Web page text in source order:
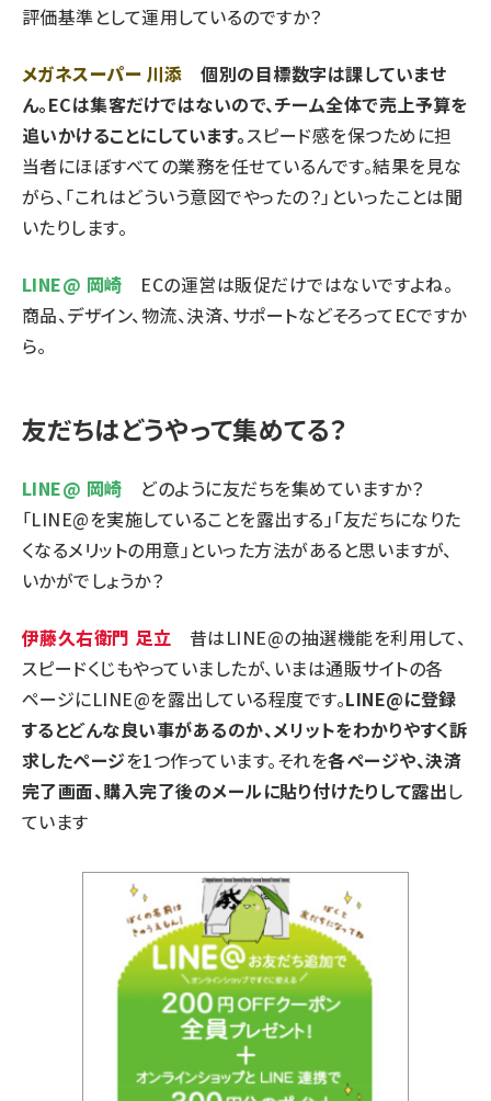
評価基準として運用しているのですか？
メガネスーパー 川添個別の目標数字は課していませ
ん。ECは集客だけではないので、チーム全体で売上予算を
追いかけることにしています。スピード感を保つために担
当者にほぼすべての業務を任せているんです。結果を見な
がら、「これはどういう意図でやったの？」といったことは聞
いたりします。
LINE@ 岡崎 ECの運営は販促だけではないですよね。
商品、デザイン、物流、決済、サポートなどそろってECですか
ら。
友だちはどうやって集めてる？
LINE@ 岡崎 どのように友だちを集めていますか？
「LINE@を実施していることを露出する」「友だちになりた
くなるメリットの用意」といった方法があると思いますが、
いかがでしょうか？
伊藤久右衛門 足立 昔はLINE@の抽選機能を利用して、
スピードくじもやっていましたが、いまは通販サイトの各
ページにLINE@を露出している程度です。LINE@に登録
するとどんな良い事があるのか、メリットをわかりやすく訴
求したページを1つ作っています。それを各ページや、決済
完了画面、購入完了後のメールに貼り付けたりして露出し
ています